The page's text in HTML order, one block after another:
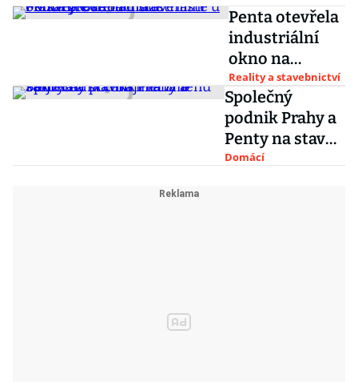
Penta otevřela
industriální
okno na
budoucí
staveniště u
Masarykova
nádraží.
Podívejte se
Reality a stavebnictví
Společný
podnik Prahy a
Penty na stavbu
metra D stojí.
Domácí